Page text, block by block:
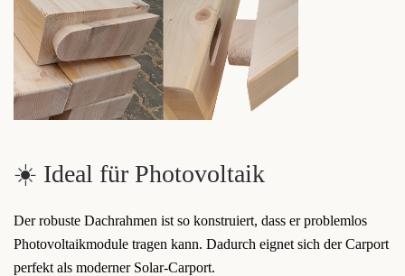
☀️ Ideal für Photovoltaik
Der robuste Dachrahmen ist so konstruiert, dass er problemlos
Photovoltaikmodule tragen kann. Dadurch eignet sich der Carport
perfekt als moderner Solar-Carport.